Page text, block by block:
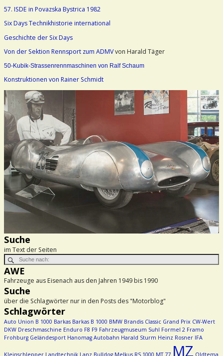
57. ISDE in Povazska Bystrica 1982
Six Days Technikhistorie international
Geschichte der Six Days
Von der Sektion Rennsport zum ADMVvon Harald Täger
50-Kubik-Strassenrennmaschinen von Ralf Schaum
Konstruktionen von Rainer Schmidt
Suche
im Text der Seiten
AWE
Fahrzeuge aus Eisenach aus den Jahren 1949 bis 1990
Suche
über die Schlagwörter nur in den Posts des "Motorblog"
Schlagwörter
Auto Union B 1000 Barkas Barkas B 1000 BMW Brandis Classic Grand Prix CW-Wert
DKW Dreschmaschine Enduro F8 F9 Fahrzeugmuseum Suhl Formel 2 Framo
Frohburg Geländesport Hanomag Autobahn Harald Sturm Heinz Rosner IFA
Kleinschlepper Landtechnik Lanz Bulldog Melkus RS 1000 MT 77 MZ Oldtema